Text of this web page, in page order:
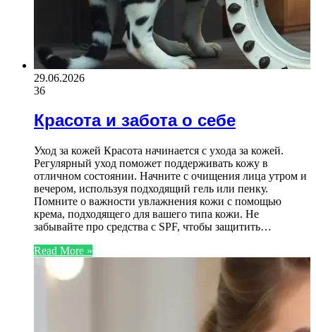
29.06.2026
36
Красота и забота о себе
Уход за кожей Красота начинается с ухода за кожей.
Регулярный уход поможет поддерживать кожу в
отличном состоянии. Начните с очищения лица утром и
вечером, используя подходящий гель или пенку.
Помните о важности увлажнения кожи с помощью
крема, подходящего для вашего типа кожи. Не
забывайте про средства с SPF, чтобы защитить…
Read More »